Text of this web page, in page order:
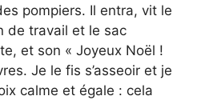
pompiers. Il entra, vit le
de travail et le sac
et son « Joyeux Noël !
Je le fis s’asseoir et je
calme et égale : cela